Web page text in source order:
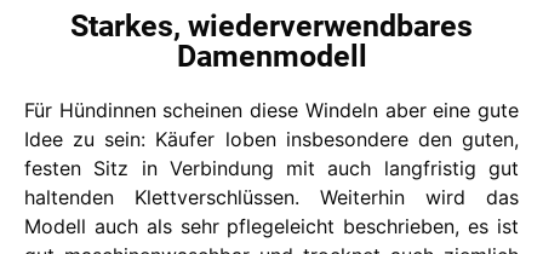
Starkes, wiederverwendbares
Damenmodell
Für Hündinnen scheinen diese Windeln aber eine gute
Idee zu sein: Käufer loben insbesondere den guten,
festen Sitz in Verbindung mit auch langfristig gut
haltenden Klettverschlüssen. Weiterhin wird das
Modell auch als sehr pflegeleicht beschrieben, es ist